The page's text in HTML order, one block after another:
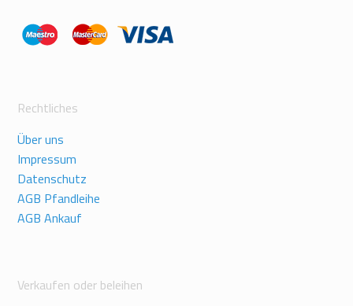
Rechtliches
Über uns
Impressum
Datenschutz
AGB Pfandleihe
AGB Ankauf
Verkaufen oder beleihen